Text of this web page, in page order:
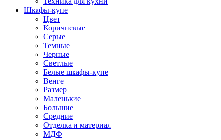
Шкафы-купе
Цвет
Коричневые
Серые
Темные
Черные
Светлые
Белые шкафы-купе
Венге
Размер
Маленькие
Большие
Средние
Отделка и материал
МДФ